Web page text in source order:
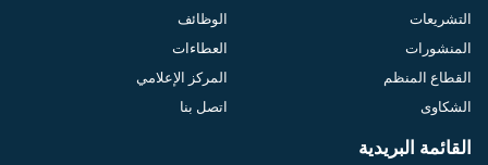
التشريعات
المنشورات
القطاع المنظم
الشكاوى
الوظائف
العطاءات
المركز الإعلامي
اتصل بنا
القائمة البريدية